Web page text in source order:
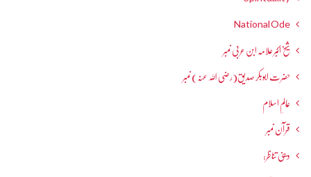
National Ode
شیخ اکبر علامہ ابن عربی نمبر
حضرت ابوبکر صدیق(رضی اللہ عنہ) نمبر
عالمِ اسلام
قرآن نمبر
دینی تناظر: